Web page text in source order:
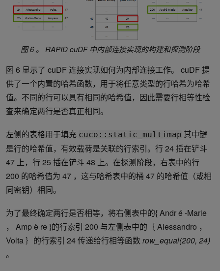
图 6 。 RAPID cuDF 中内部连接实现的构建和探测阶段
图 6 显示了 cuDF 连接实现如何为内部连接工作。 cuDF 提
供了一个内置的哈希函数，用于将任意类型的行哈希为哈希
值。不同的行可以具有相同的哈希值，因此需要行相等性检
查来确定两行是否真正相同。
左侧的表格用于填充 cuco::static_multimap 其中键
是行的哈希值，有效载荷是关联的行索引。行 24 插在铲斗
47 上，行 25 插在铲斗 48 上。在探测阶段，右表中的行
200 的哈希值为 47 ，这与哈希表中的桶 47 的哈希值（或相
同密钥）相同。
为了最终确定两行是否相等，将右侧表中的{ Andr é -Marie
， Amp è re }的行索引 200 与左侧表中的｛ Alessandro ，
Volta ｝的行索引 24 传递给行相等函数 row_equal(200, 24)
。